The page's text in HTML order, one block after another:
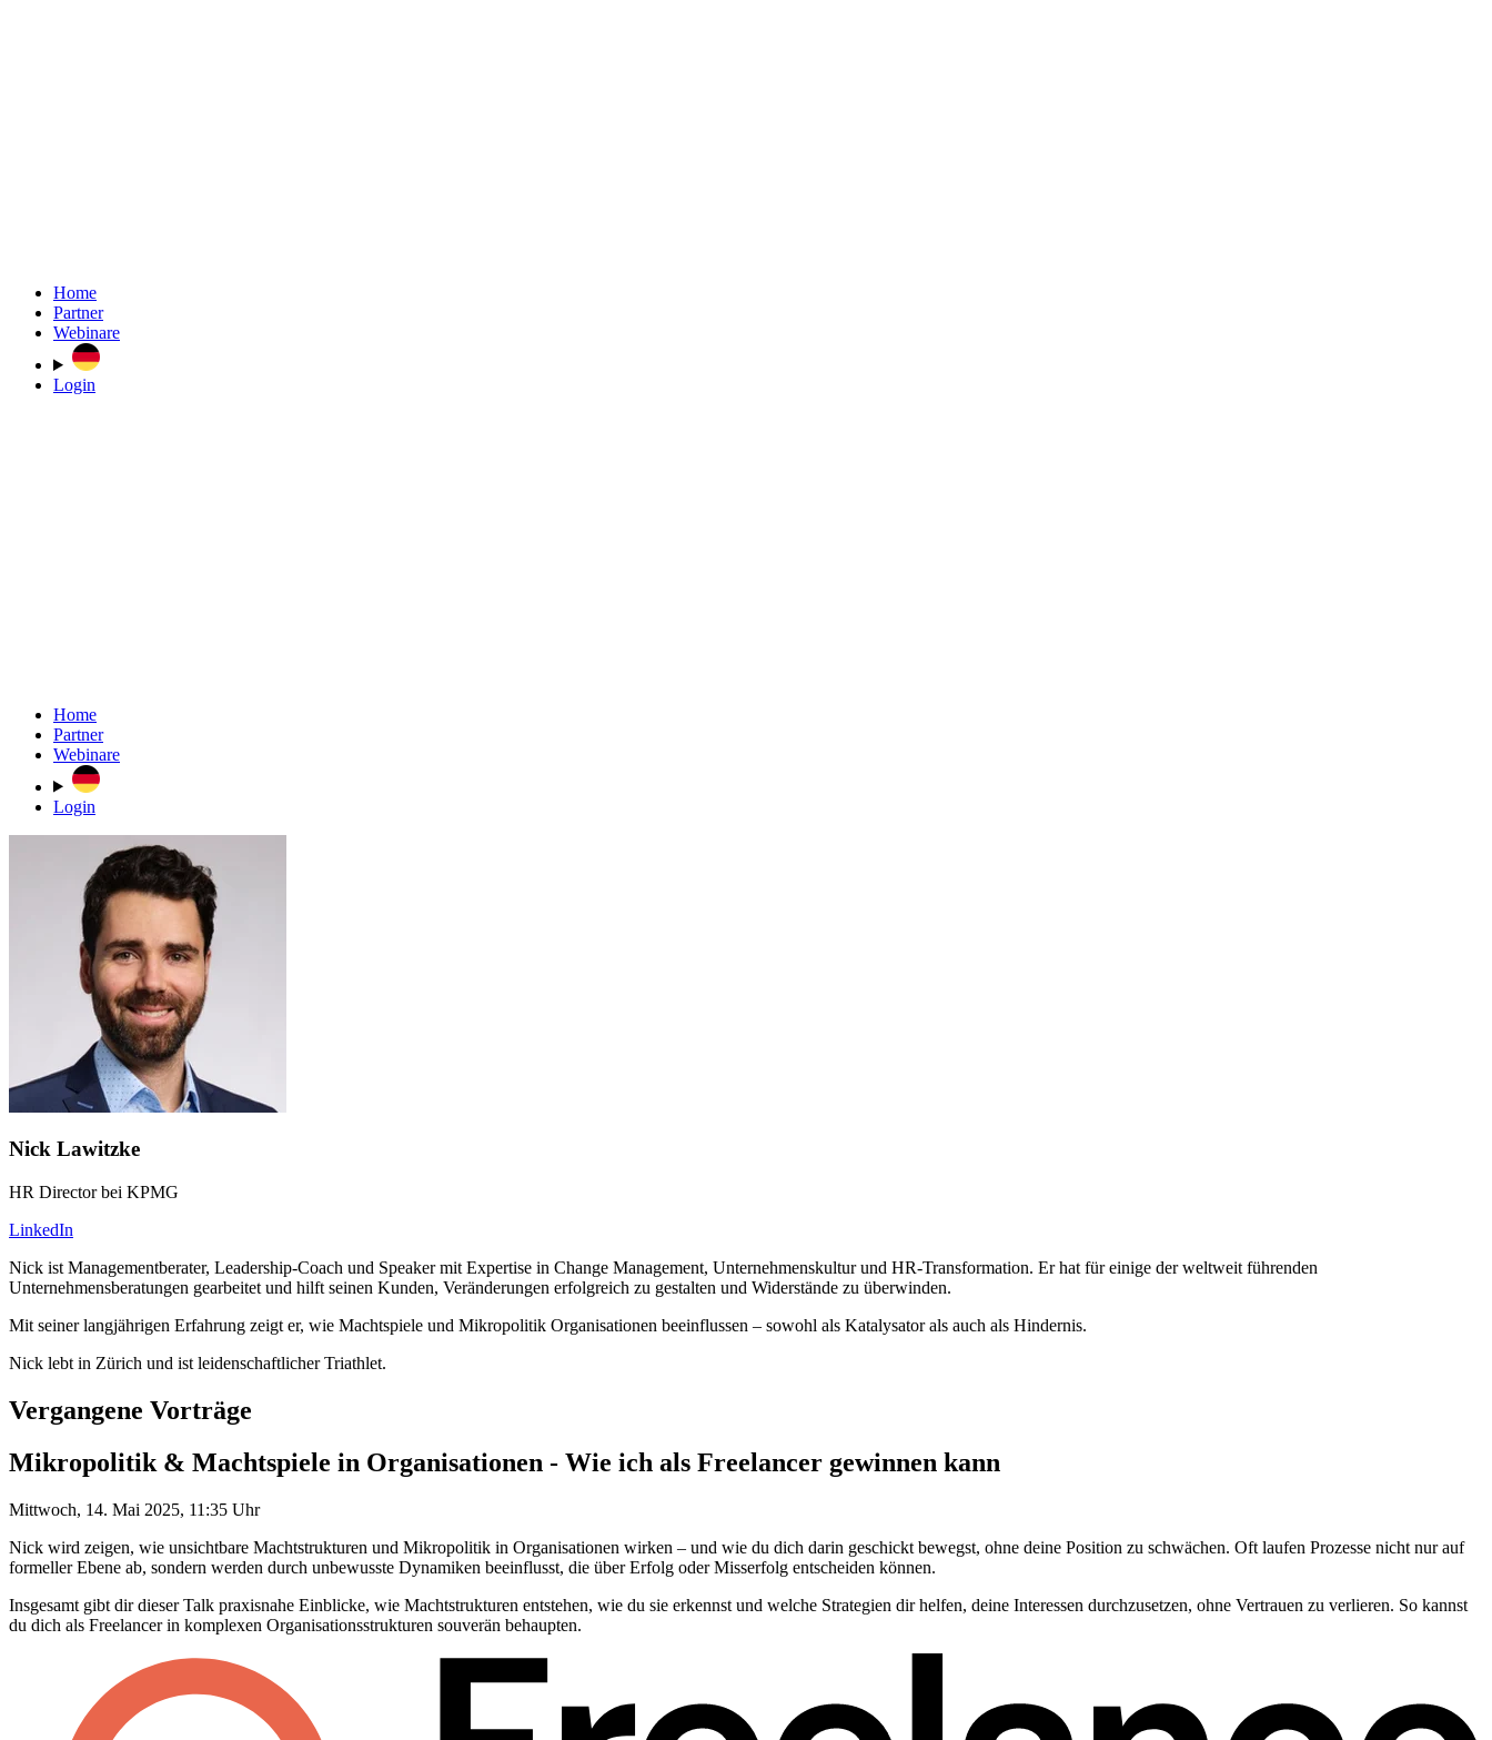
Home
Partner
Webinare
Login
Home
Partner
Webinare
Login
Nick Lawitzke
HR Director bei KPMG
LinkedIn
Nick ist Managementberater, Leadership-Coach und Speaker mit Expertise in Change Management, Unternehmenskultur und HR-Transformation. Er hat für einige der weltweit führenden
Unternehmensberatungen gearbeitet und hilft seinen Kunden, Veränderungen erfolgreich zu gestalten und Widerstände zu überwinden.
Mit seiner langjährigen Erfahrung zeigt er, wie Machtspiele und Mikropolitik Organisationen beeinflussen – sowohl als Katalysator als auch als Hindernis.
Nick lebt in Zürich und ist leidenschaftlicher Triathlet.
Vergangene Vorträge
Mikropolitik & Machtspiele in Organisationen - Wie ich als Freelancer gewinnen kann
Mittwoch, 14. Mai 2025, 11:35 Uhr
Nick wird zeigen, wie unsichtbare Machtstrukturen und Mikropolitik in Organisationen wirken – und wie du dich darin geschickt bewegst, ohne deine Position zu schwächen. Oft laufen Prozesse nicht nur auf
formeller Ebene ab, sondern werden durch unbewusste Dynamiken beeinflusst, die über Erfolg oder Misserfolg entscheiden können.
Insgesamt gibt dir dieser Talk praxisnahe Einblicke, wie Machtstrukturen entstehen, wie du sie erkennst und welche Strategien dir helfen, deine Interessen durchzusetzen, ohne Vertrauen zu verlieren. So kannst
du dich als Freelancer in komplexen Organisationsstrukturen souverän behaupten.